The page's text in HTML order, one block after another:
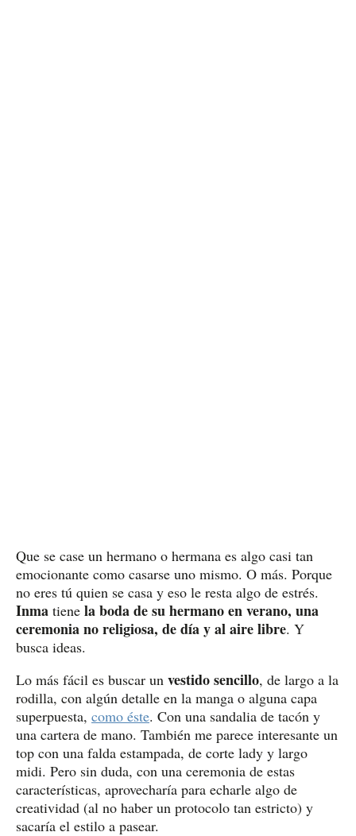
Que se case un hermano o hermana es algo casi tan
emocionante como casarse uno mismo. O más. Porque
no eres tú quien se casa y eso le resta algo de estrés.
Inma tiene la boda de su hermano en verano, una
ceremonia no religiosa, de día y al aire libre. Y
busca ideas.
Lo más fácil es buscar un vestido sencillo, de largo a la
rodilla, con algún detalle en la manga o alguna capa
superpuesta, como éste. Con una sandalia de tacón y
una cartera de mano. También me parece interesante un
top con una falda estampada, de corte lady y largo
midi. Pero sin duda, con una ceremonia de estas
características, aprovecharía para echarle algo de
creatividad (al no haber un protocolo tan estricto) y
sacaría el estilo a pasear.